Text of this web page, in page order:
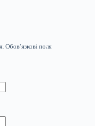
Обов’язкові поля